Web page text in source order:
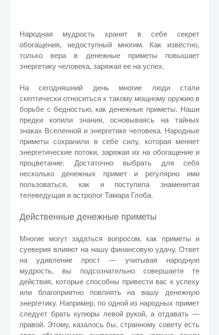
Народная мудрость хранит в себе секрет
обогащения, недоступный многим. Как известно,
только вера в денежные приметы повышает
энергетику человека, заряжая ее на успех.
На сегодняшний день многие люди стали
скептически относиться к такому мощному оружию в
борьбе с бедностью, как денежные приметы. Наши
предки копили знания, основываясь на тайных
знаках Вселенной и энергетике человека. Народные
приметы сохранили в себе силу, которая меняет
энергетические потоки, заряжая их на обогащение и
процветание. Достаточно выбрать для себя
несколько денежных примет и регулярно ими
пользоваться, как и поступила знаменитая
телеведущая и астролог Тамара Глоба.
Действенные денежные приметы
Многие могут задаться вопросом, как приметы и
суеверия влияют на нашу финансовую удачу. Ответ
на удивление прост — учитывая народную
мудрость, вы подсознательно совершаете те
действия, которые способны привести вас к успеху
или благоприятно повлиять на вашу денежную
энергетику. Например, по одной из народных примет
следует брать купюры левой рукой, а отдавать —
правой. Этому, казалось бы, странному совету есть